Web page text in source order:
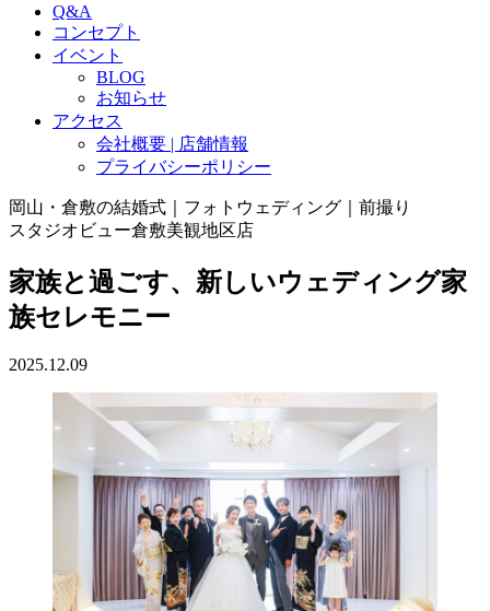
Q&A
コンセプト
イベント
BLOG
お知らせ
アクセス
会社概要 | 店舗情報
プライバシーポリシー
岡山・倉敷の結婚式｜フォトウェディング｜前撮り
スタジオビュー倉敷美観地区店
家族と過ごす、新しいウェディング家
族セレモニー
2025.12.09